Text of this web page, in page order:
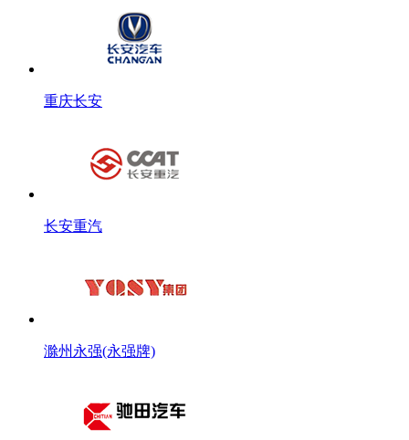
重庆长安
长安重汽
滁州永强(永强牌)